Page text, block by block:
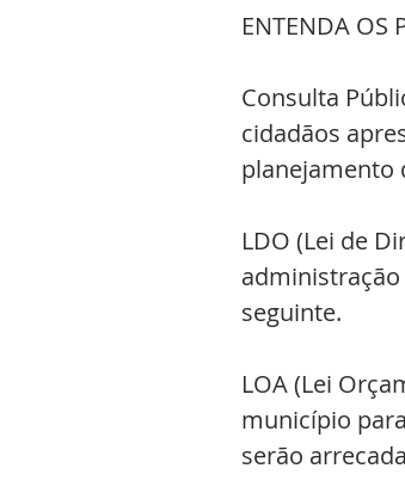
ENTENDA OS
Consulta
cidadãos
planejamento
LDO (Lei de
seguinte.
LOA (Lei
município
serão